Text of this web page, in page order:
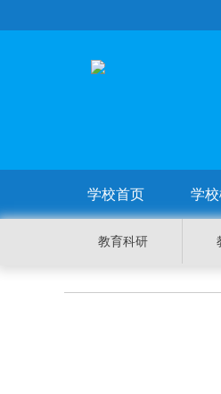
学校首页 学
教育科研